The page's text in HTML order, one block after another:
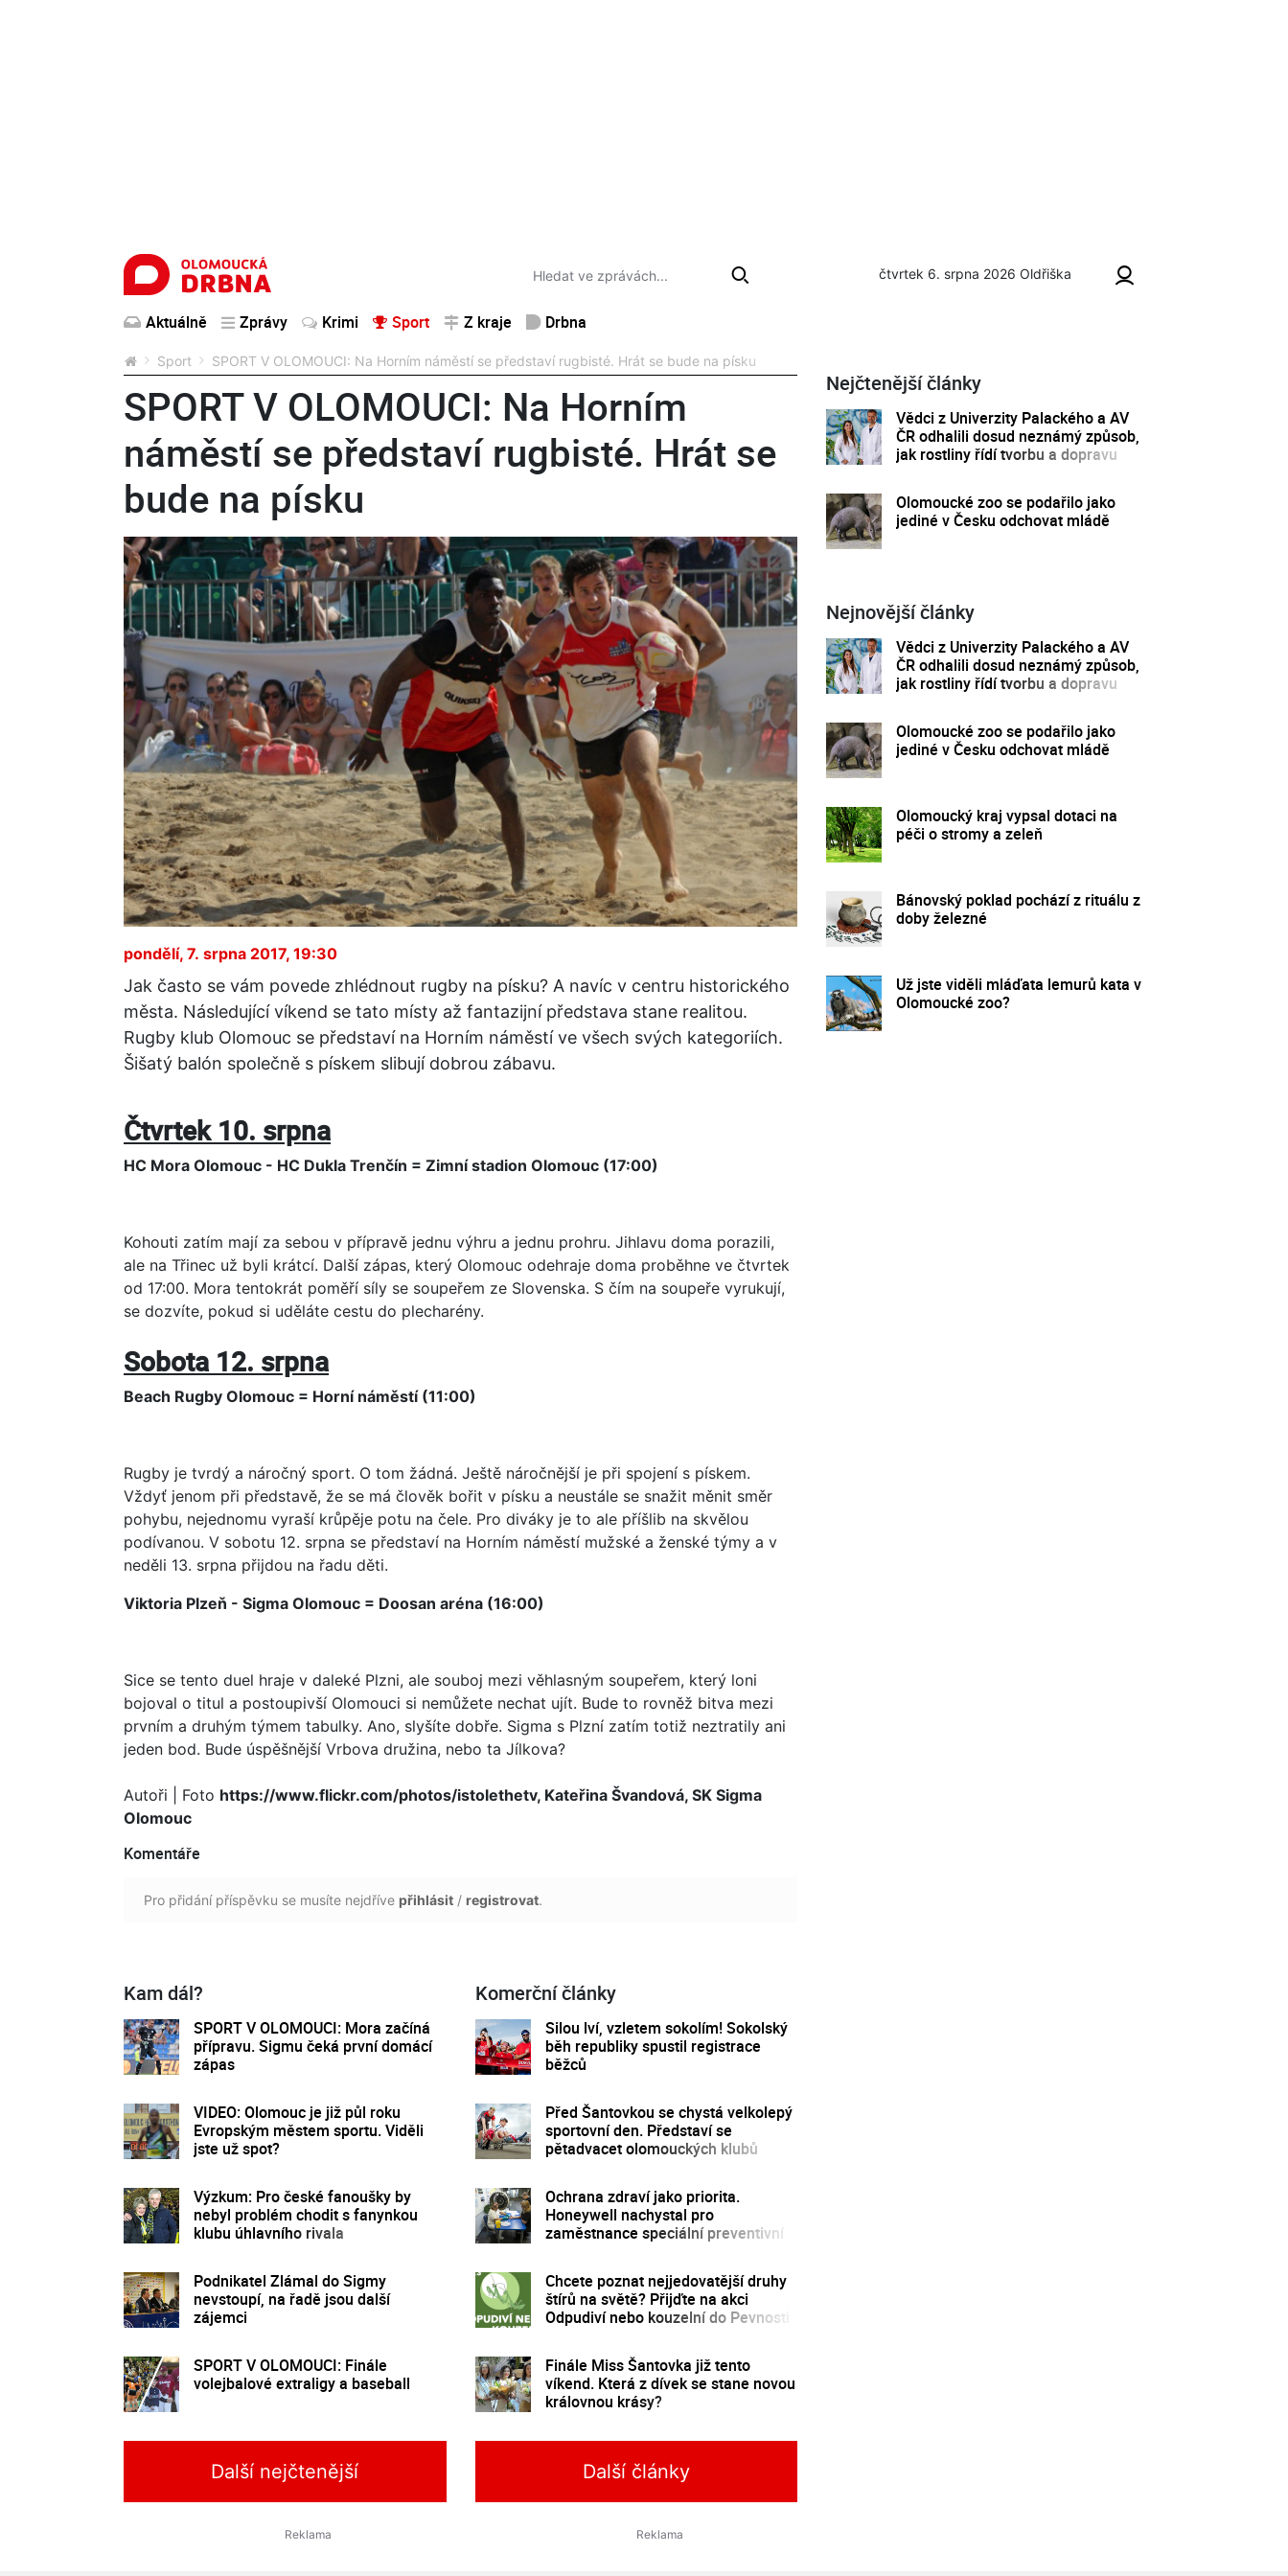
čtvrtek 6. srpna 2026 Oldřiška
Aktuálně Zprávy Krimi Sport Z kraje Drbna
Sport SPORT V OLOMOUCI: Na Horním náměstí se představí rugbisté. Hrát se bude na písku
SPORT V OLOMOUCI: Na Horním
náměstí se představí rugbisté. Hrát se
bude na písku
pondělí, 7. srpna 2017, 19:30
Jak často se vám povede zhlédnout rugby na písku? A navíc v centru historického
města. Následující víkend se tato místy až fantazijní představa stane realitou.
Rugby klub Olomouc se představí na Horním náměstí ve všech svých kategoriích.
Šišatý balón společně s pískem slibují dobrou zábavu.
Čtvrtek 10. srpna
HC Mora Olomouc - HC Dukla Trenčín = Zimní stadion Olomouc (17:00)
Kohouti zatím mají za sebou v přípravě jednu výhru a jednu prohru. Jihlavu doma porazili,
ale na Třinec už byli krátcí. Další zápas, který Olomouc odehraje doma proběhne ve čtvrtek
od 17:00. Mora tentokrát poměří síly se soupeřem ze Slovenska. S čím na soupeře vyrukují,
se dozvíte, pokud si uděláte cestu do plecharény.
Sobota 12. srpna
Beach Rugby Olomouc = Horní náměstí (11:00)
Rugby je tvrdý a náročný sport. O tom žádná. Ještě náročnější je při spojení s pískem.
Vždyť jenom při představě, že se má člověk bořit v písku a neustále se snažit měnit směr
pohybu, nejednomu vyraší krůpěje potu na čele. Pro diváky je to ale příšlib na skvělou
podívanou. V sobotu 12. srpna se představí na Horním náměstí mužské a ženské týmy a v
neděli 13. srpna přijdou na řadu děti.
Viktoria Plzeň - Sigma Olomouc = Doosan aréna (16:00)
Sice se tento duel hraje v daleké Plzni, ale souboj mezi věhlasným soupeřem, který loni
bojoval o titul a postoupivší Olomouci si nemůžete nechat ujít. Bude to rovněž bitva mezi
prvním a druhým týmem tabulky. Ano, slyšíte dobře. Sigma s Plzní zatím totiž neztratily ani
jeden bod. Bude úspěšnější Vrbova družina, nebo ta Jílkova?
Autoři | Foto https://www.flickr.com/photos/istolethetv, Kateřina Švandová, SK Sigma
Olomouc
Komentáře
Pro přidání příspěvku se musíte nejdříve přihlásit / registrovat.
Kam dál?
SPORT V OLOMOUCI: Mora začíná
přípravu. Sigmu čeká první domácí
zápas
VIDEO: Olomouc je již půl roku
Evropským městem sportu. Viděli
jste už spot?
Výzkum: Pro české fanoušky by
nebyl problém chodit s fanynkou
klubu úhlavního rivala
Podnikatel Zlámal do Sigmy
nevstoupí, na řadě jsou další
zájemci
SPORT V OLOMOUCI: Finále
volejbalové extraligy a baseball
Komerční články
Silou lví, vzletem sokolím! Sokolský
běh republiky spustil registrace
běžců
Před Šantovkou se chystá velkolepý
sportovní den. Představí se
pětadvacet olomouckých klubů
Ochrana zdraví jako priorita.
Honeywell nachystal pro
zaměstnance speciální preventivní
Chcete poznat nejjedovatější druhy
štírů na světě? Přijďte na akci
Odpudiví nebo kouzelní do Pevnosti
Finále Miss Šantovka již tento
víkend. Která z dívek se stane novou
královnou krásy?
Další nejčtenější Další články
Nejčtenější články
Vědci z Univerzity Palackého a AV
ČR odhalili dosud neznámý způsob,
jak rostliny řídí tvorbu a dopravu
Olomoucké zoo se podařilo jako
jediné v Česku odchovat mládě
Nejnovější články
Vědci z Univerzity Palackého a AV
ČR odhalili dosud neznámý způsob,
jak rostliny řídí tvorbu a dopravu
Olomoucké zoo se podařilo jako
jediné v Česku odchovat mládě
Olomoucký kraj vypsal dotaci na
péči o stromy a zeleň
Bánovský poklad pochází z rituálu z
doby železné
Už jste viděli mláďata lemurů kata v
Olomoucké zoo?